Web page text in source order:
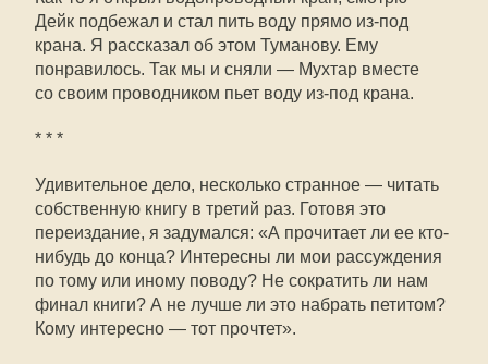
Дейк подбежал и стал пить воду прямо из-под
крана. Я рассказал об этом Туманову. Ему
понравилось. Так мы и сняли — Мухтар вместе
со своим проводником пьет воду из-под крана.
* * *
Удивительное дело, несколько странное — читать
собственную книгу в третий раз. Готовя это
переиздание, я задумался: «А прочитает ли ее кто-
нибудь до конца? Интересны ли мои рассуждения
по тому или иному поводу? Не сократить ли нам
финал книги? А не лучше ли это набрать петитом?
Кому интересно — тот прочтет».